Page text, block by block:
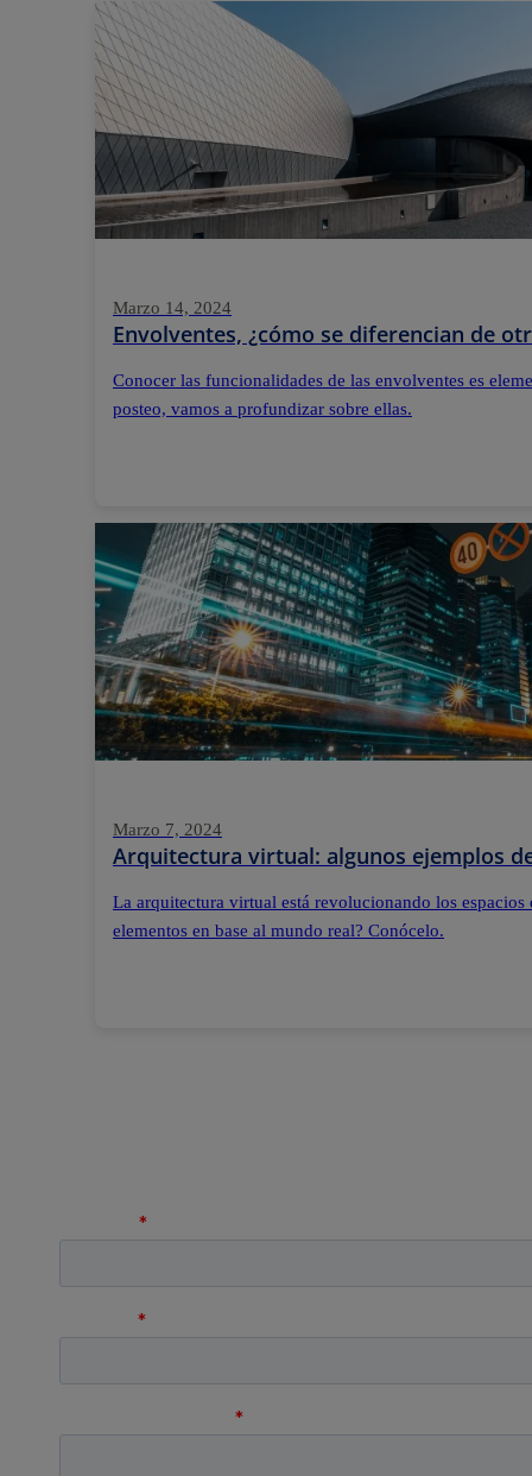
Marzo 14, 2024
Envolventes, ¿cómo se diferencian de
Conocer las funcionalidades de las envolventes es
posteo, vamos a profundizar sobre ellas.
Marzo 7, 2024
Arquitectura virtual: algunos ejemplos
La arquitectura virtual está revolucionando los espacios
elementos en base al mundo real? Conócelo.